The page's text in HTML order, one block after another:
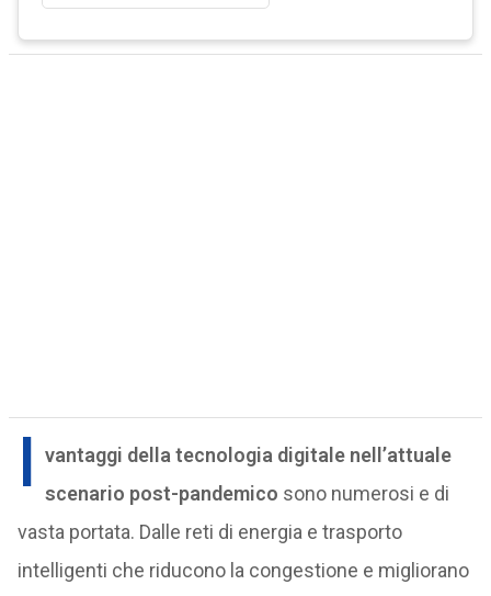
I vantaggi della tecnologia digitale nell’attuale
scenario post-pandemico sono numerosi e di
vasta portata. Dalle reti di energia e trasporto
intelligenti che riducono la congestione e migliorano